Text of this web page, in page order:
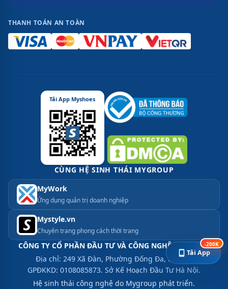
THANH TOÁN AN TOÀN
CÔNG TY CỔ PHẦN ĐẦU TƯ VÀ CÔNG NGHỆ MYGROUP
Địa chỉ: 249 Xã Đàn, Phường Đống Đa, Hà Nội.
GPĐKKD: 0108085873. Sở Kế Hoạch Đầu Tư Hà Nội.
Hệ sinh thái công nghệ do Mygroup phát triển.
CÙNG HỆ SINH THÁI MYGROUP
MyWork
Ứng dụng quản trị doanh nghiệp
Mystyle.vn
Chuyên trang phong cách thời trang
Tải App Myshoes
-200K
Tải App